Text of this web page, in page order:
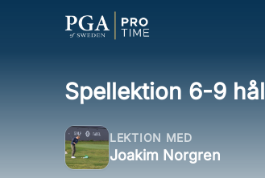
Spellektion 6-9 hål
LEKTION MED
Joakim Norgren